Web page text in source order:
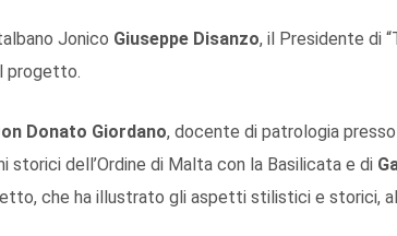
Jonico Giuseppe Disanzo, il Presidente di
progetto.
Donato Giordano, docente di patrologia
dell’Ordine di Malta con la Basilicata e di
che ha illustrato gli aspetti stilistici e storici,